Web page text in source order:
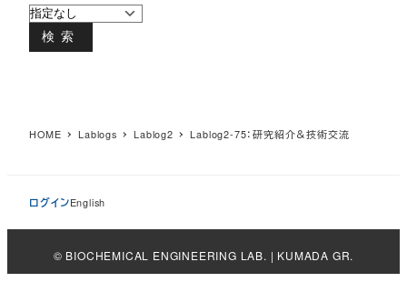
検索
HOME Lablogs Lablog2 Lablog2-75：研究紹介＆技術交流
ログインEnglish
© BIOCHEMICAL ENGINEERING LAB. | KUMADA GR.